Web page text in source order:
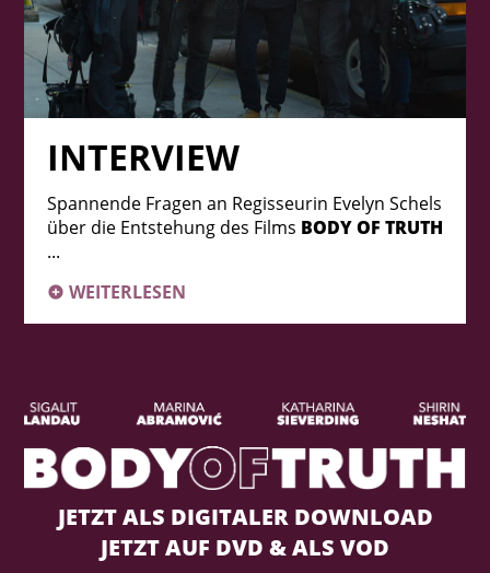
INTERVIEW
Spannende Fragen an Regisseurin Evelyn Schels
über die Entstehung des Films BODY OF TRUTH
...
WEITERLESEN
JETZT ALS DIGITALER DOWNLOAD
JETZT AUF DVD & ALS VOD